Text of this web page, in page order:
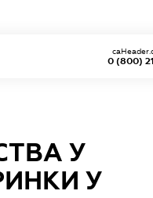
0 (800)
У
У